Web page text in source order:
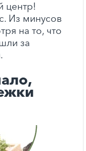
центр!
Из минусов
на то, что
за